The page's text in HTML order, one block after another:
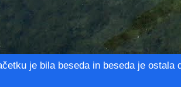
je bila beseda in beseda je ostala